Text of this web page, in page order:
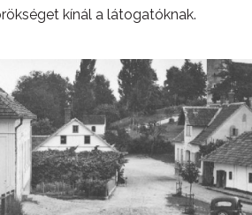
kínál a látogatóknak.